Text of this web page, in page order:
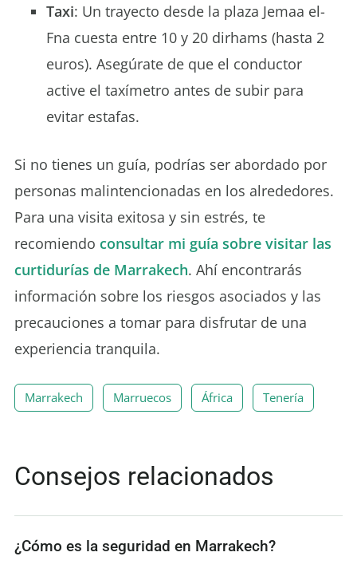
Taxi: Un trayecto desde la plaza Jemaa el-
Fna cuesta entre 10 y 20 dirhams (hasta 2
euros). Asegúrate de que el conductor
active el taxímetro antes de subir para
evitar estafas.
Si no tienes un guía, podrías ser abordado por
personas malintencionadas en los alrededores.
Para una visita exitosa y sin estrés, te
recomiendo consultar mi guía sobre visitar las
curtidurías de Marrakech. Ahí encontrarás
información sobre los riesgos asociados y las
precauciones a tomar para disfrutar de una
experiencia tranquila.
Marrakech Marruecos África Tenería
Consejos relacionados
¿Cómo es la seguridad en Marrakech?